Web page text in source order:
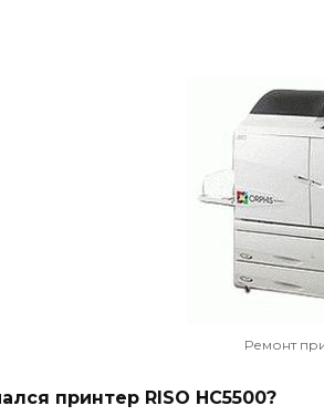
Ремонт
принтер RISO HC5500?